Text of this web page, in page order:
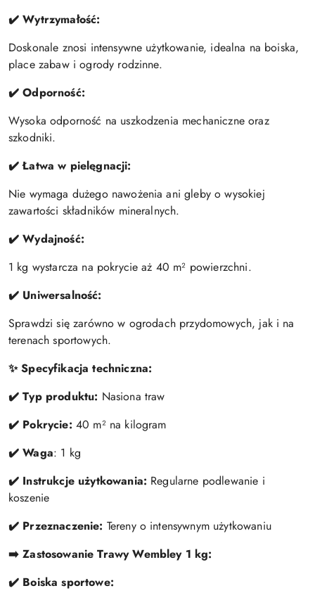
✔️ Wytrzymałość:
Doskonale znosi intensywne użytkowanie, idealna na boiska,
place zabaw i ogrody rodzinne.
✔️ Odporność:
Wysoka odporność na uszkodzenia mechaniczne oraz
szkodniki.
✔️ Łatwa w pielęgnacji:
Nie wymaga dużego nawożenia ani gleby o wysokiej
zawartości składników mineralnych.
✔️ Wydajność:
1 kg wystarcza na pokrycie aż 40 m² powierzchni.
✔️ Uniwersalność:
Sprawdzi się zarówno w ogrodach przydomowych, jak i na
terenach sportowych.
✨ Specyfikacja techniczna:
✔️ Typ produktu: Nasiona traw
✔️ Pokrycie: 40 m² na kilogram
✔️ Waga: 1 kg
✔️ Instrukcje użytkowania: Regularne podlewanie i
koszenie
✔️ Przeznaczenie: Tereny o intensywnym użytkowaniu
➡️ Zastosowanie Trawy Wembley 1 kg:
✔️ Boiska sportowe: